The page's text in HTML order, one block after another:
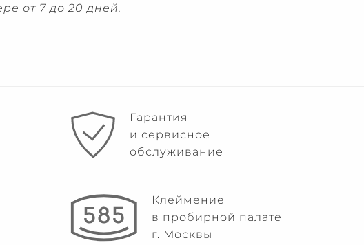
от 7 до 20 дней.
Гарантия
и сервисное
обслуживание
Клеймение
в пробирной палате
г. Москвы